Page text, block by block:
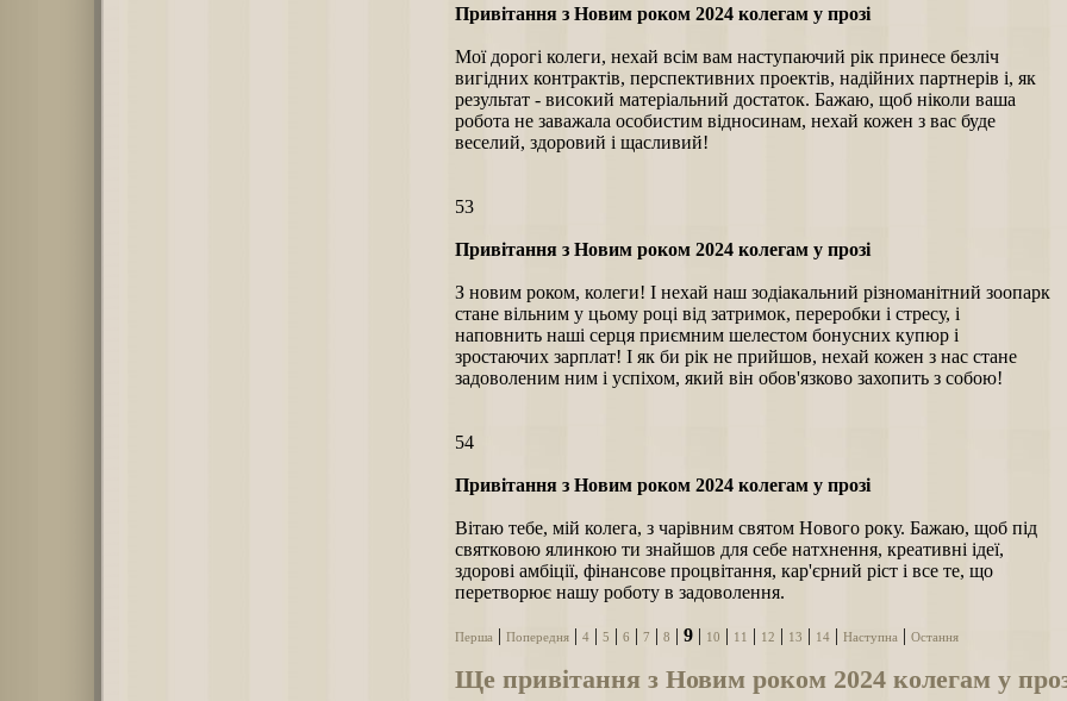
Привітання з Новим роком 2024 колегам у прозі
Мої дорогі колеги, нехай всім вам наступаючий рік принесе безліч
вигідних контрактів, перспективних проектів, надійних партнерів і, як
результат - високий матеріальний достаток. Бажаю, щоб ніколи ваша
робота не заважала особистим відносинам, нехай кожен з вас буде
веселий, здоровий і щасливий!
53
Привітання з Новим роком 2024 колегам у прозі
З новим роком, колеги! І нехай наш зодіакальний різноманітний зоопарк
стане вільним у цьому році від затримок, переробки і стресу, і
наповнить наші серця приємним шелестом бонусних купюр і
зростаючих зарплат! І як би рік не прийшов, нехай кожен з нас стане
задоволеним ним і успіхом, який він обов'язково захопить з собою!
54
Привітання з Новим роком 2024 колегам у прозі
Вітаю тебе, мій колега, з чарівним святом Нового року. Бажаю, щоб під
святковою ялинкою ти знайшов для себе натхнення, креативні ідеї,
здорові амбіції, фінансове процвітання, кар'єрний ріст і все те, що
перетворює нашу роботу в задоволення.
Перша Попередня 4 5 6 7 8 9 10 11 12 13 14 Наступна Остання
Ще привітання з Новим роком 2024 колегам у